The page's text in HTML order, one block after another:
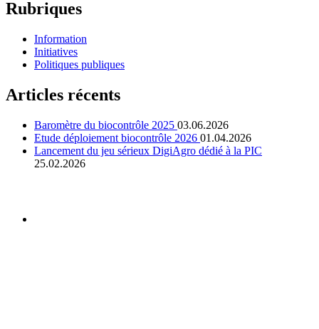
Rubriques
Information
Initiatives
Politiques publiques
Articles récents
Baromètre du biocontrôle 2025 03.06.2026
Etude déploiement biocontrôle 2026 01.04.2026
Lancement du jeu sérieux DigiAgro dédié à la PIC
25.02.2026